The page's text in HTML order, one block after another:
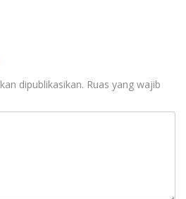
dipublikasikan. Ruas yang wajib